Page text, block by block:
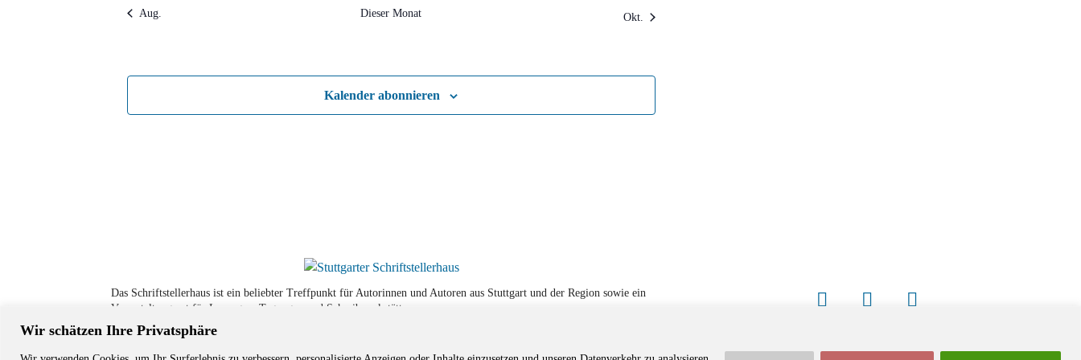
Wir schätzen Ihre Privatsphäre
Aug. Dieser Monat Okt.
Kalender abonnieren
Das Schriftstellerhaus ist ein beliebter Treffpunkt für Autorinnen und Autoren aus Stuttgart und der Region sowie ein
Veranstaltungsort für Lesungen, Tagungen und Schreibwerkstätten.